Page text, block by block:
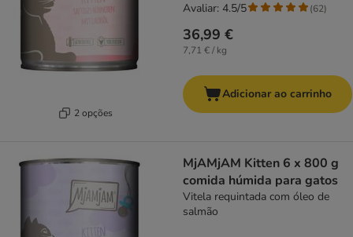
2 opções
36,99 €
7,71 € / kg
Avaliar: 4.5/5 (62)
Adicionar ao carrinho
MjAMjAM Kitten 6 x 800 g
comida húmida para gatos
Vitela requintada com óleo de
salmão